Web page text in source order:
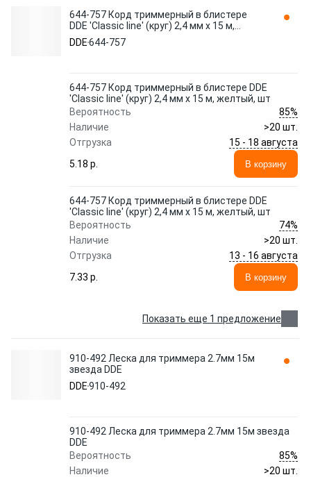
644-757 Корд триммерный в блистере
DDE 'Classic line' (круг) 2,4 мм х 15 м,
желтый, шт
DDE644-757
644-757 Корд триммерный в блистере DDE
'Classic line' (круг) 2,4 мм х 15 м, желтый, шт
Вероятность
85%
Наличие
>20 шт.
Отгрузка
15 - 18 августа
5.18 p.
В корзину
644-757 Корд триммерный в блистере DDE
'Classic line' (круг) 2,4 мм х 15 м, желтый, шт
Вероятность
74%
Наличие
>20 шт.
Отгрузка
13 - 16 августа
7.33 p.
В корзину
Показать еще 1 предложение
910-492 Леска для триммера 2.7мм 15м
звезда DDE
DDE910-492
910-492 Леска для триммера 2.7мм 15м звезда
DDE
Вероятность
85%
Наличие
>20 шт.